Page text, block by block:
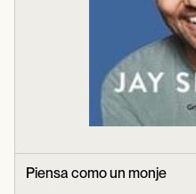
Piensa como un monje